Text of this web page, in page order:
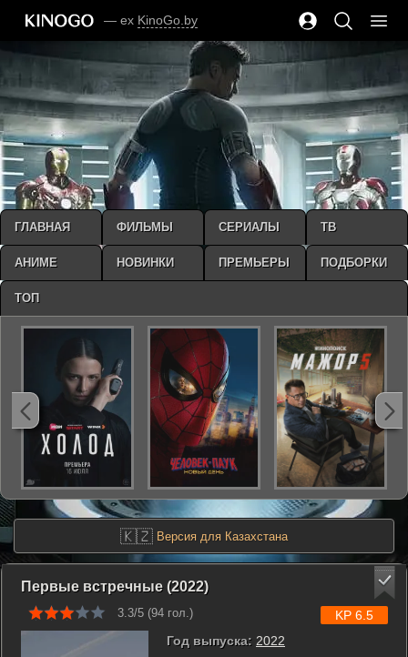
— ex KinoGo.by
🇰🇿 Версия для Казахстана
Первые встречные (2022)
3.3/5 (94 гол.)
Год выпуска: 2022
KP 6.5
ГЛАВНАЯ ФИЛЬМЫ СЕРИАЛЫ ТВ
АНИМЕ НОВИНКИ ПРЕМЬЕРЫ ПОДБОРКИ
ТОП